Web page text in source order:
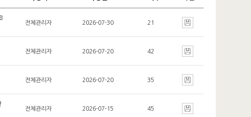
전체관리자 2026-07-30 21
전체관리자 2026-07-20 42
전체관리자 2026-07-20 35
전체관리자 2026-07-15 45